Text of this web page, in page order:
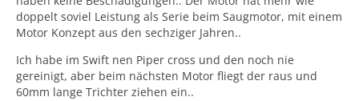
doppelt soviel Leistung als Serie beim Saugmotor, mit einem
Motor Konzept aus den sechziger Jahren..
Ich habe im Swift nen Piper cross und den noch nie
gereinigt, aber beim nächsten Motor fliegt der raus und
60mm lange Trichter ziehen ein..